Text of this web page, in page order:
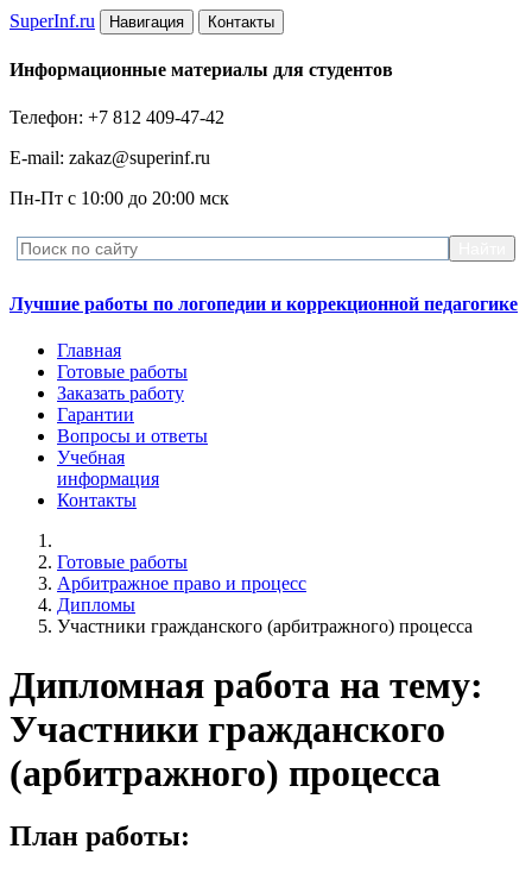
SuperInf.ru Навигация Контакты
Информационные материалы для студентов
Телефон: +7 812 409-47-42
E-mail: zakaz@superinf.ru
Пн-Пт с 10:00 до 20:00 мск
Лучшие работы по логопедии и коррекционной педагогике
Главная
Готовые работы
Заказать работу
Гарантии
Вопросы и ответы
Учебная
информация
Контакты
Готовые работы
Арбитражное право и процесс
Дипломы
Участники гражданского (арбитражного) процесса
Дипломная работа на тему:
Участники гражданского
(арбитражного) процесса
План работы: